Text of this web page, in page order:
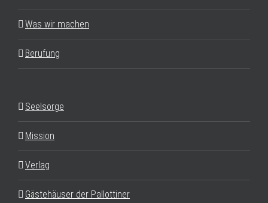
Was wir machen
Berufung
Seelsorge
Mission
Verlag
Gästehäuser der Pallottiner